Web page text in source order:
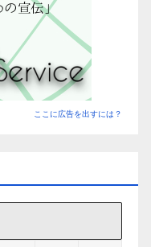
ここに広告を出すには？